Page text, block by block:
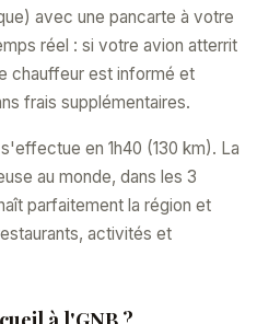
avec une pancarte à votre
réel : si votre avion atterrit
chauffeur est informé et
frais supplémentaires.
en 1h40 (130 km). La
au monde, dans les 3
parfaitement la région et
activités et